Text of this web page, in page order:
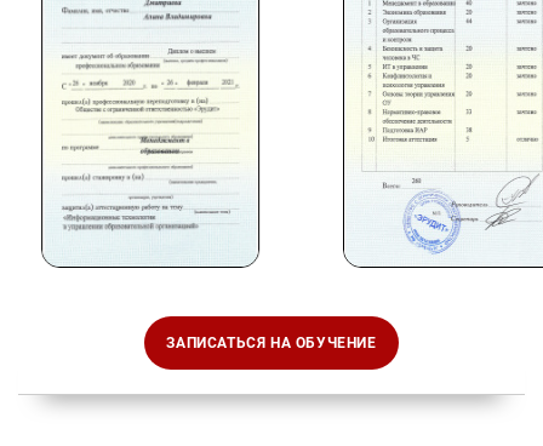
ЗАПИСАТЬСЯ НА ОБУЧЕНИЕ